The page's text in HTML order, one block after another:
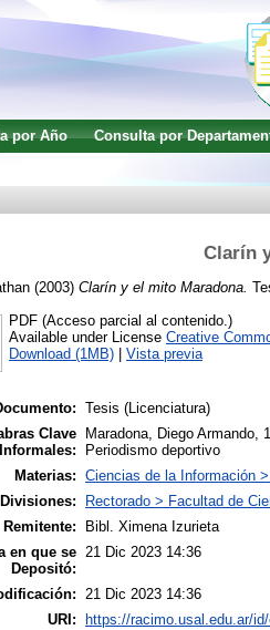
por Año
Consulta por
Clarín
(2003) Clarín y el mito Maradona.
PDF (Acceso parcial al contenido.)
Available under License Creative
Download (1MB)
Vista previa
Tesis (Licenciatura)
Clave
Informales:
Maradona, Diego Armando,
Periodismo deportivo
Materias: Ciencias de la Información
Divisiones:
Rectorado > Facultad de
Bibl. Ximena Izurieta
en que se
Depositó:
21 Dic 2023 14:36
21 Dic 2023 14:36
URI:
https://racimo.usal.edu.ar/